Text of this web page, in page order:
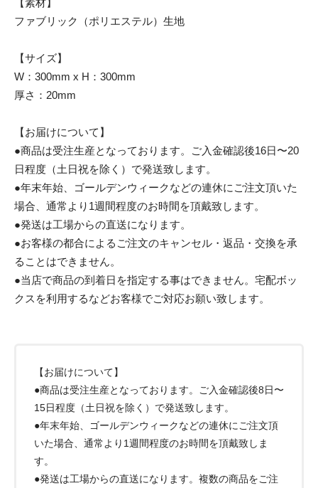
ファブリック（ポリエステル）生地
【サイズ】
W：300mm x H：300mm
厚さ：20mm
【お届けについて】
●商品は受注生産となっております。ご入金確認後16日〜20
日程度（土日祝を除く）で発送致します。
●年末年始、ゴールデンウィークなどの連休にご注文頂いた
場合、通常より1週間程度のお時間を頂戴致します。
●発送は工場からの直送になります。
●お客様の都合によるご注文のキャンセル・返品・交換を承
ることはできません。
●当店で商品の到着日を指定する事はできません。宅配ボッ
クスを利用するなどお客様でご対応お願い致します。
【お届けについて】
●商品は受注生産となっております。ご入金確認後8日〜
15日程度（土日祝を除く）で発送致します。
●年末年始、ゴールデンウィークなどの連休にご注文頂
いた場合、通常より1週間程度のお時間を頂戴致しま
す。
●発送は工場からの直送になります。複数の商品をご注